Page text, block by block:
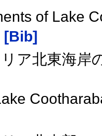
of Lake
[Bib]
ア北東海岸